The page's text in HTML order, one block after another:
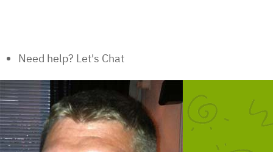
Need help? Let's Chat